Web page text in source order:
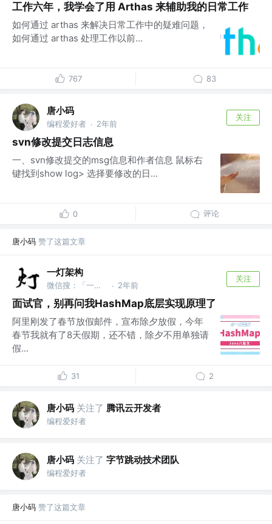
工作六年，我学会了用 Arthas 来辅助我的日常工作
如何通过 arthas 来解决日常工作中的疑难问题，
如何通过 arthas 处理工作以前...
767 83
唐小码
编程爱好者 · 2年前
关注
svn修改提交日志信息
一、svn修改提交的msg信息和作者信息 鼠标右
键找到show log> 选择要修改的日...
0 评论
唐小码 赞了这篇文章
一灯架构
微信搜：「一灯架构」 @Java架构师 · 2年前
关注
面试官，别再问我HashMap底层实现原理了
阿里刚发了春节放假邮件，宣布除夕放假，今年
春节我就有了8天假期，还不错，除夕不用单独请
假...
31 2
唐小码 关注了 腾讯云开发者
编程爱好者
唐小码 关注了 字节跳动技术团队
编程爱好者
唐小码 赞了这篇文章